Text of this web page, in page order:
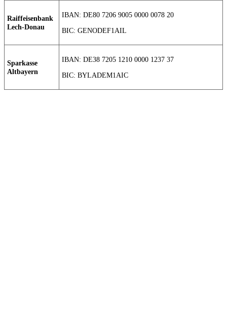
Raiffeisenbank
Lech-Donau
IBAN: DE80 7206 9005 0000 0078 20
BIC: GENODEF1AIL
Sparkasse
Altbayern
IBAN: DE38 7205 1210 0000 1237 37
BIC: BYLADEM1AIC